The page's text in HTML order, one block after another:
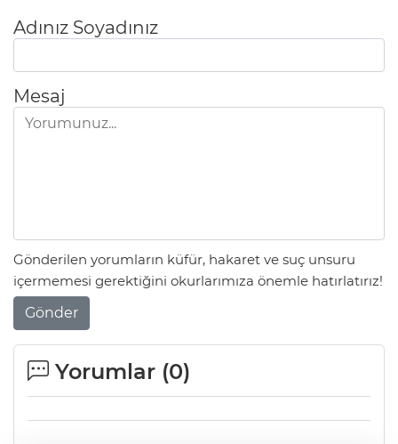
Adınız Soyadınız
Mesaj
Gönderilen yorumların küfür, hakaret ve suç unsuru
içermemesi gerektiğini okurlarımıza önemle hatırlatırız!
Gönder
Yorumlar (0)